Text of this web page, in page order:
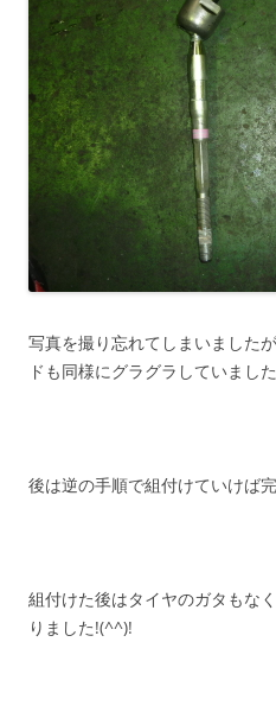
写真を撮り忘れてしまいました
ドも同様にグラグラしていまし
後は逆の手順で組付けていけば
組付けた後はタイヤのガタもな
りました!(^^)!